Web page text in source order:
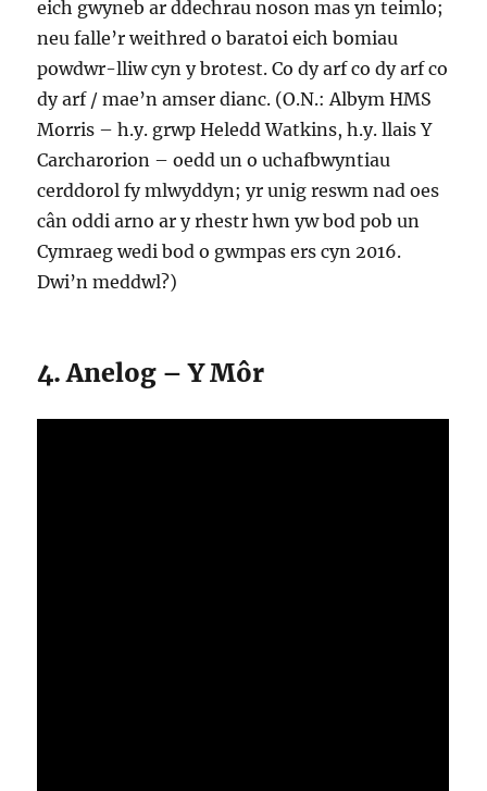
eich gwyneb ar ddechrau noson mas yn teimlo;
neu falle’r weithred o baratoi eich bomiau
powdwr-lliw cyn y brotest. Co dy arf co dy arf co
dy arf / mae’n amser dianc. (O.N.: Albym HMS
Morris – h.y. grwp Heledd Watkins, h.y. llais Y
Carcharorion – oedd un o uchafbwyntiau
cerddorol fy mlwyddyn; yr unig reswm nad oes
cân oddi arno ar y rhestr hwn yw bod pob un
Cymraeg wedi bod o gwmpas ers cyn 2016.
Dwi’n meddwl?)
4. Anelog – Y Môr